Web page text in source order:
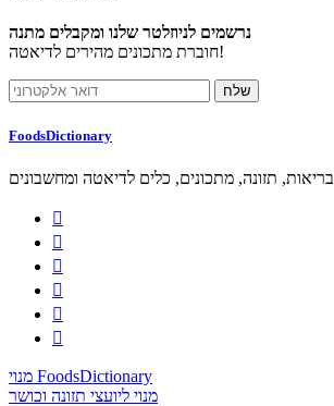
נרשמים לניוזלטר שלנו ומקבלים מתנה
חוברת מתכונים מהירים לדיאטה!
FoodsDictionary
בריאות, תזונה, מתכונים, כלים לדיאטה ומחשבונים






מנוי FoodsDictionary
מנוי ליועצי תזונה וכושר